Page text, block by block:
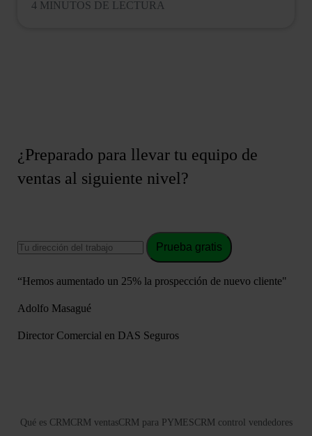
4 MINUTOS DE LECTURA
¿Preparado para llevar tu equipo de
ventas al siguiente nivel?
Prueba gratis
“Hemos aumentado un 25% la prospección de nuevo cliente"
Adolfo Masagué
Director Comercial en DAS Seguros
Qué es CRM CRM ventasCRM para PYMESCRM control vendedores